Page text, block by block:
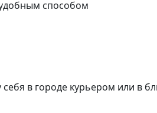
способом
себя в городе курьером или в